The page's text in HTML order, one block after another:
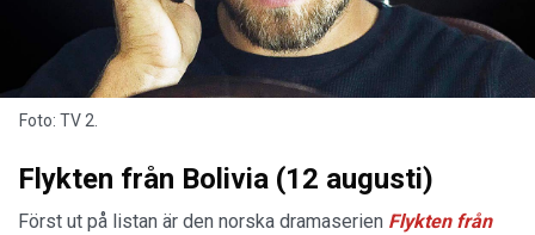
Foto: TV 2.
Flykten från Bolivia (12 augusti)
Först ut på listan är den norska dramaserien Flykten från